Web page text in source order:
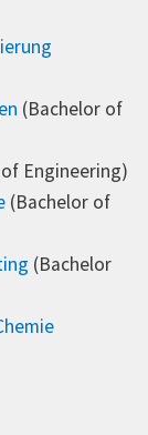
(Bachelor of
Engineering)
(Bachelor of
(Bachelor